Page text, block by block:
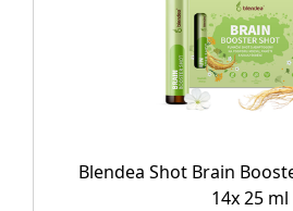
Blendea Shot Brain
14x 25 ml